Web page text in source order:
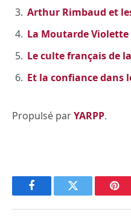
Arthur Rimbaud et
La Moutarde Violette
Le culte français de
Et la confiance dans
Propulsé parYARPP.
FacebookTwitter